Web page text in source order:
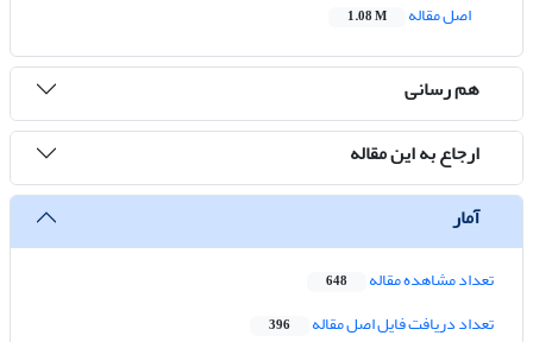
اصل مقاله
1.08 M
هم رسانی
ارجاع به این مقاله
آمار
تعداد مشاهده مقاله 648
تعداد دریافت فایل اصل مقاله 396